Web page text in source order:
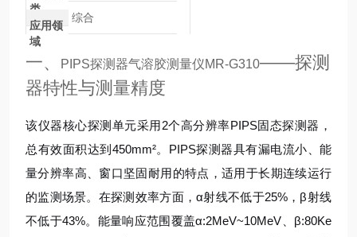
类
应用领
域
综合
一、 PIPS探测器气溶胶测量仪MR-G310——探测
器特性与测量精度
该仪器核心探测单元采用2个高分辨率PIPS固态探测器，
总有效面积达到450mm²。PIPS探测器具有漏电流小、能
量分辨率高、窗口坚固耐用的特点，适用于长期连续运行
的监测场景。在探测效率方面，α射线不低于25%，β射线
不低于43%。能量响应范围覆盖α:2MeV~10MeV、β:80Ke